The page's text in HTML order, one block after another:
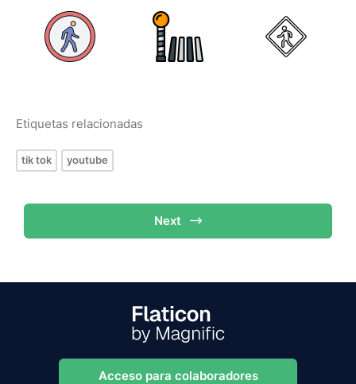
Etiquetas relacionadas
tik tok youtube
Next
Acceso para colaboradores